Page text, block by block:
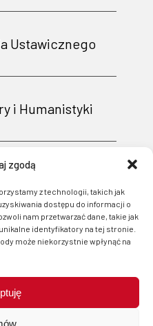
zgodą
z technologii, takich jak
dostępu do informacji o
nam przetwarzać dane, takie jak
identyfikatory na tej stronie.
może niekorzystnie wpłynąć na
Ustawicznego
i Humanistyki
Sp. z o.o. w Bydgoszczy